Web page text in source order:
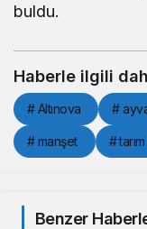
buldu.
Haberle ilgili
# Altınova #
# manşet #
Benzer